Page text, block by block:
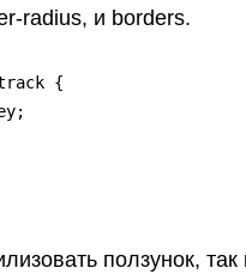
radius, и borders.
{
ползунок,